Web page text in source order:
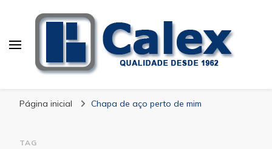
Industriais
Página inicial Chapa de aço perto de mim
TAG